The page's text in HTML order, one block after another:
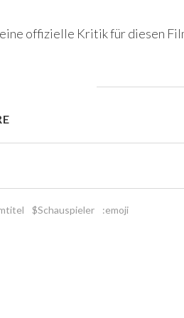
offizielle Kritik für diesen
$Schauspieler :emoji